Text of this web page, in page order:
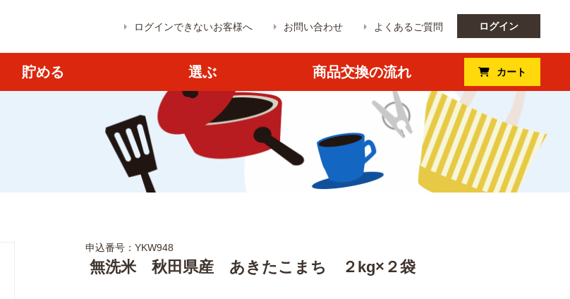
ログインできないお客様へ お問い合わせ よくあるご質問 ログイン
貯める 選ぶ 商品交換の流れ カート
申込番号：YKW948
無洗米 秋田県産 あきたこまち ２kg×２袋